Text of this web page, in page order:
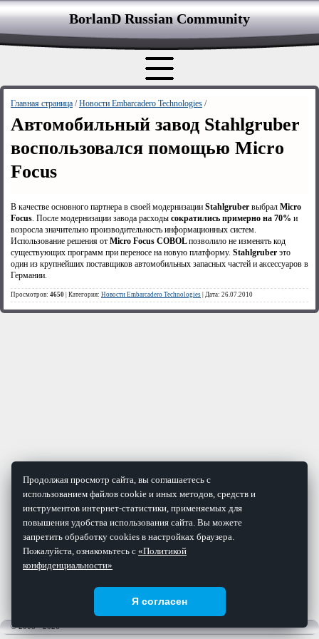
BorlanD Russian Сommunity
Главная страница /Новости Embarcadero Technologies /
Автомобильный завод Stahlgruber
воспользовался помощью Micro
Focus
В качестве основного партнера в своей модернизации Stahlgruber выбрал Micro
Focus. После модернизации завода расходы сократились примерно на 70% и
возросла значительно производительность информационных систем.
Использование решения от Micro Focus COBOLпозволило не изменять код
существующих программ при переносе на новую платформу. Stahlgruber это
один из крупнейших поставщиков автомобильных запасных частей и аксессуаров в
Германии.
Просмотров: 4650 | Категория: Новости Embarcadero Technologies | Дата: 26.07.2010
© 2008 - 2026
Продолжая просмотр сайта, вы соглашаетесь с
использованием файлов cookie и иных методов, средств и
инструментов интернет-статистики, применяемых для
повышения удобства использования сайта. Вы можете
запретить обработку cookies в настройках браузера.
Пожалуйста, ознакомьтесь с «Политикой
конфиденциальности»
Я согласен